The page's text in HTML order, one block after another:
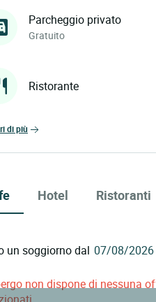
Parcheggio privato
Gratuito
Ristorante
di più
Hotel Ristoranti
un soggiorno dal
non dispone di nessuna